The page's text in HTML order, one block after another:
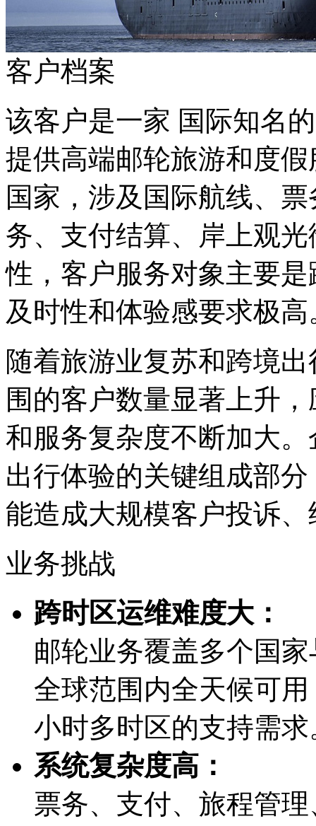
客户档案
该客户是一家 国际知名的
提供高端邮轮旅游和度
国家，涉及国际航线、
务、支付结算、岸
性，客户服务对象主要是
及时性和体验感要求极高
随着旅游业复苏和跨境出
围的客户数量显著上升
和服务复杂度不断加大
出行体验的关键组成部分
能造成大规模客户投诉
业务挑战
跨时区运维难度大：
邮轮业务覆盖多个国家
全球范围内全天候可用
小时多时区的支持需求
系统复杂度高：
票务、支付、旅程管